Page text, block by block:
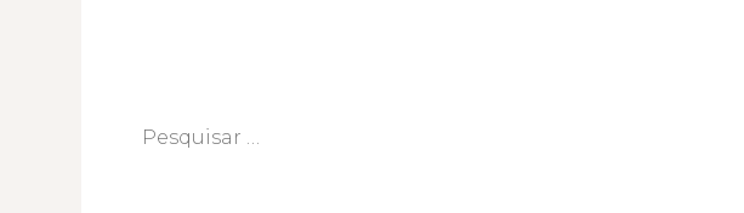
Pesquisar